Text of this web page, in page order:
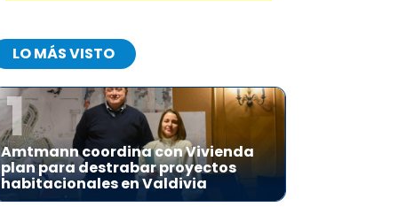
LO MÁS VISTO
1
Amtmann coordina con Vivienda
plan para destrabar proyectos
habitacionales en Valdivia